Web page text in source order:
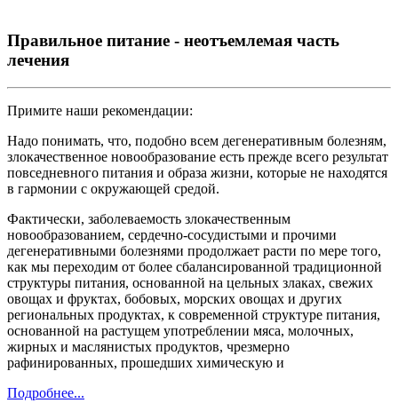
Правильное питание - неотъемлемая часть
лечения
Примите наши рекомендации:
Надо понимать, что, подобно всем дегенеративным болезням,
злокачественное новообразование есть прежде всего результат
повседневного питания и образа жизни, которые не находятся
в гармонии с окружающей средой.
Фактически, заболеваемость злокачественным
новообразованием, сердечно-сосудистыми и прочими
дегенеративными болезнями продолжает расти по мере того,
как мы переходим от более сбалансированной традиционной
структуры питания, основанной на цельных злаках, свежих
овощах и фруктах, бобовых, морских овощах и других
региональных продуктах, к современной структуре питания,
основанной на растущем употреблении мяса, молочных,
жирных и маслянистых продуктов, чрезмерно
рафинированных, прошедших химическую и
Подробнее...